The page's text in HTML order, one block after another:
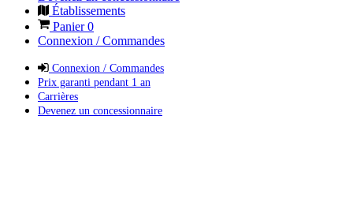
Établissements
Panier0
Connexion / Commandes
Connexion / Commandes
Prix garanti pendant 1 an
Carrières
Devenez un concessionnaire